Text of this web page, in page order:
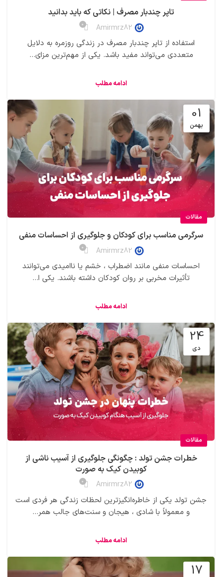
تاپر چندبار مصرف | نکاتی که باید بدانید
Amirmrz82
0
استفاده از تاپر چندبار مصرف در زندگی روزمره به دلایل
متعددی می‌تواند مفید باشد. یکی از مهم‌ترین مزای...
ادامه مطلب
01
بهمن
مقالات
سرگرمی مناسب برای کودکان و جلوگیری از احساسات منفی
Amirmrz82
0
احساسات منفی مانند اضطراب ، خشم یا ناامیدی می‌توانند
تأثیرات مخربی بر روان کودکان داشته باشند. یکی ا...
ادامه مطلب
24
دی
مقالات
خطرات جشن تولد : چگونگی جلوگیری از آسیب ناشی از
کوبیدن کیک به صورت
Amirmrz82
0
جشن تولد یکی از خاطره‌انگیزترین لحظات زندگی هر فردی است
و معمولاً با شادی ، هیجان و سنت‌های جالب همر...
ادامه مطلب
17